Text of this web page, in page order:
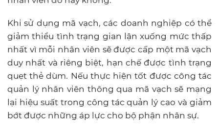
Khi sử dụng mã vạch, các doanh nghiệp có thể
giảm thiểu tình trạng gian lận xuống mức thấp
nhất vì mỗi nhân viên sẽ được cấp một mã vạch
duy nhất và riêng biệt, hạn chế được tình trạng
quẹt thẻ dùm. Nếu thực hiện tốt được công tác
quản lý nhân viên thông qua mã vạch sẽ mạng
lại hiệu suất trong công tác quản lý cao và giảm
bớt được những áp lực cho bộ phận nhân sự.